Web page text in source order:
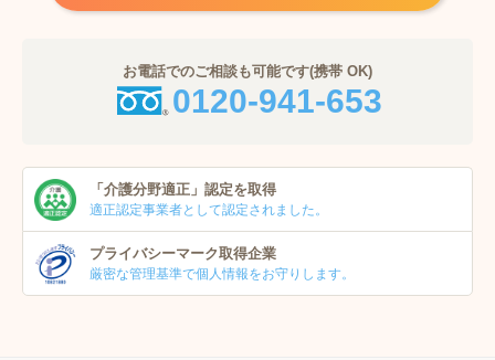
お電話でのご相談も可能です(携帯 OK)
0120-941-653
「介護分野適正」 認定を取得
適正認定事業者として認定されました。
プライバシーマーク取得企業
厳密な管理基準で個人情報をお守りします。